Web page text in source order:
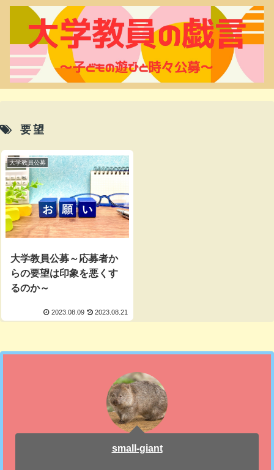
要望
大学教員公募
大学教員公募～応募者か
らの要望は印象を悪くす
るのか～
2023.08.09 2023.08.21
small-giant